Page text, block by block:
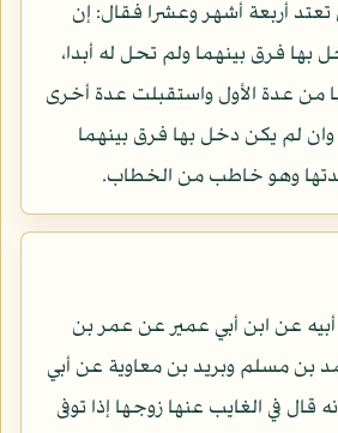
أربعة أشهر وعشرا فقال: إن
بها فرق بينهما ولم تحل له أبدا،
من عدة الأول واستقبلت عدة أخرى
وان لم يكن دخل بها فرق بينهما
وهو خاطب من الخطاب.
عن ابن أبي عمير عن عمر بن
بن مسلم وبريد بن معاوية عن أبي
قال في الغايب عنها زوجها إذا توفى